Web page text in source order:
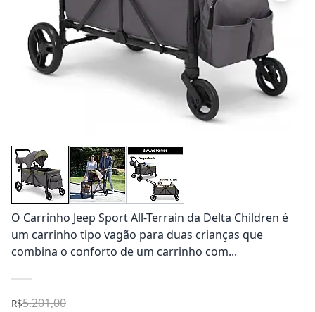
O Carrinho Jeep Sport All-Terrain da Delta Children é
um carrinho tipo vagão para duas crianças que
combina o conforto de um carrinho com...
R$5.201,00